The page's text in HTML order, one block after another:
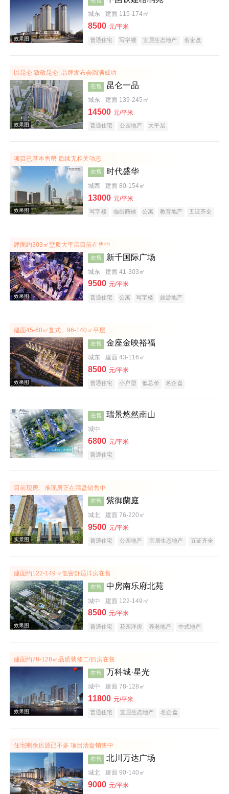
效果图
效果图
效果图
城东 建面 115-174㎡
8500 元/平米
普通住宅 写字楼 宜居生态地产 名企盘
以昆仑 致敬昆仑| 品牌发布会圆满成功
效果图
在售 昆仑一品
城东 建面 139-245㎡
14500 元/平米
普通住宅 公园地产 大平层
项目已基本售罄 后续无相关动态
效果图
在售 时代盛华
城西 建面 80-154㎡
13000 元/平米
写字楼 临街商铺 公寓 教育地产
五证齐全
建面约303㎡墅质大平层目前在售中
效果图
在售 新千国际广场
城东 建面 41-303㎡
9500 元/平米
普通住宅 公寓 写字楼
旅游地产
建面45-60㎡复式、96-140㎡平层
效果图
在售 金座金映裕福
城东 建面 43-116㎡
8500 元/平米
普通住宅 小户型 低总价 名企盘
在售 瑞景悠然南山
城中
6800 元/平米
普通住宅
目前现房、准现房正在清盘销售中
在售 紫御蘭庭
城北 建面 76-220㎡
9500 元/平米
普通住宅 公园地产 宜居生态地产 五证齐全
建面约122-149㎡低密舒适洋房在售
在售 中房南乐府北苑
城中 建面 122-149㎡
8500 元/平米
普通住宅 花园洋房 养老地产 中式地产
建面约78-128㎡品质装修二/四房在售
在售 万科城·星光
城中 建面 78-128㎡
11800 元/平米
普通住宅 宜居生态地产 名企盘
住宅剩余房源已不多 项目清盘销售中
在售 北川万达广场
城北 建面 90-140㎡
9000 元/平米